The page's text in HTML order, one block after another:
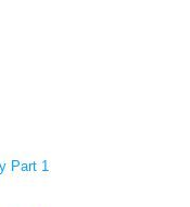
Part 1